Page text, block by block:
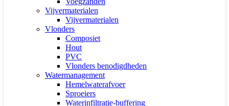
Vijvermaterialen
Vijvermaterialen
Vlonders
Composiet
Hout
PVC
Vlonders benodigdheden
Watermanagement
Hemelwaterafvoer
Sproeiers
Waterinfiltratie-buffering